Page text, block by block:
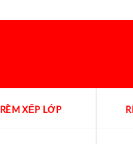
RÈM XẾP LỚP